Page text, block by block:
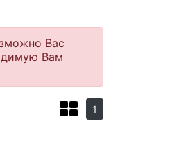
Вас
Вам
1